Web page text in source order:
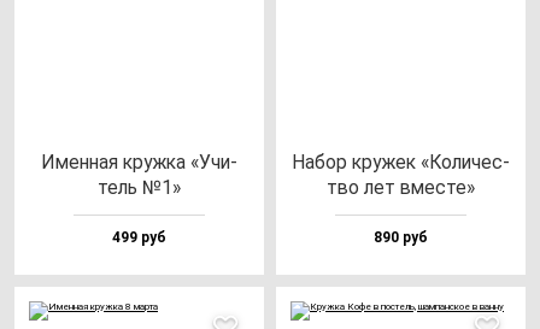
Имен­ная круж­ка «Учи­
тель №1»
499 руб
Набор кру­жек «Коли­чес­
тво лет вмес­те»
890 руб